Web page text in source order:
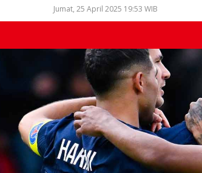
Jumat, 25 April 2025 19:53 WIB